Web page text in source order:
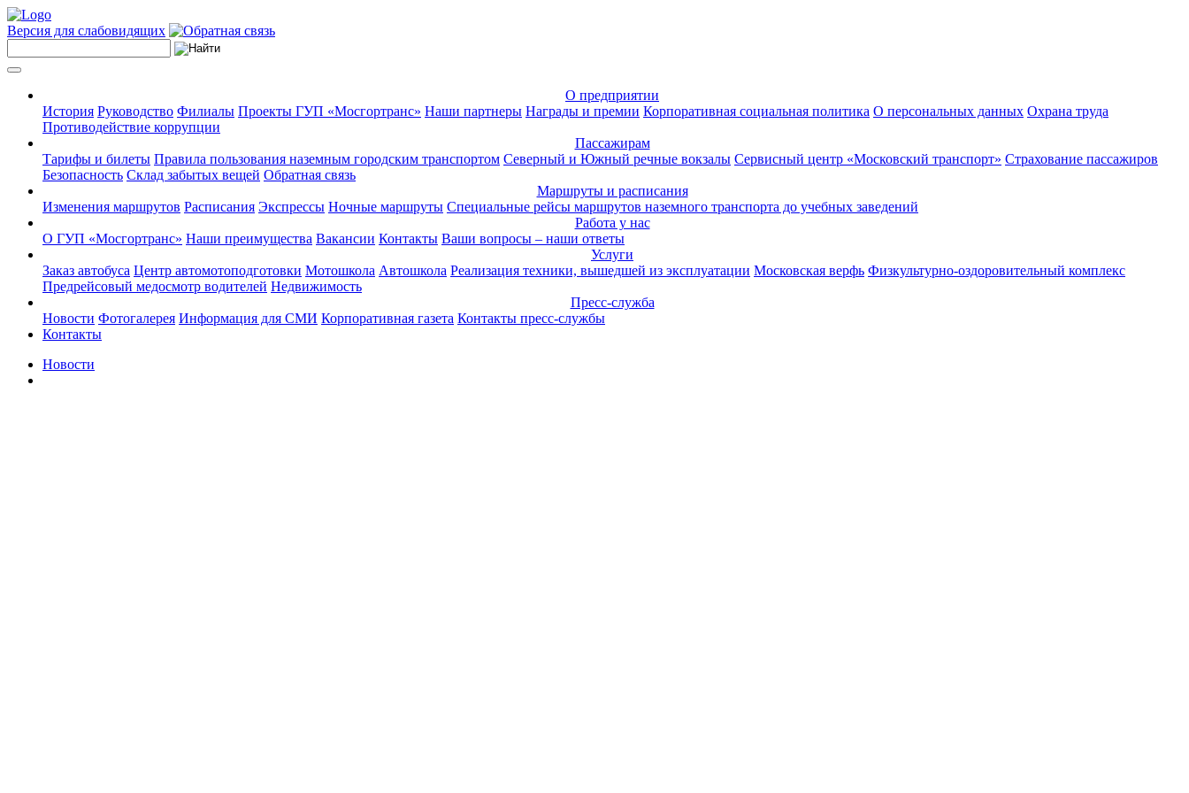
Версия для слабовидящих
О предприятии
История Руководство Филиалы Проекты ГУП «Мосгортранс» Наши партнеры Награды и премии Корпоративная социальная политика О персональных данных Охрана труда
Противодействие коррупции
Пассажирам
Тарифы и билеты Правила пользования наземным городским транспортом Северный и Южный речные вокзалы Сервисный центр «Московский транспорт» Страхование пассажиров
Безопасность Склад забытых вещей Обратная связь
Маршруты и расписания
Изменения маршрутов Расписания Экспрессы Ночные маршруты Специальные рейсы маршрутов наземного транспорта до учебных заведений
Работа у нас
О ГУП «Мосгортранс» Наши преимущества Вакансии Контакты Ваши вопросы – наши ответы
Услуги
Заказ автобуса Центр автомотоподготовки Мотошкола Автошкола Реализация техники, вышедшей из эксплуатации Московская верфь Физкультурно-оздоровительный комплекс
Предрейсовый медосмотр водителей Недвижимость
Пресс-служба
Новости Фотогалерея Информация для СМИ Корпоративная газета Контакты пресс-службы
Контакты
Новости